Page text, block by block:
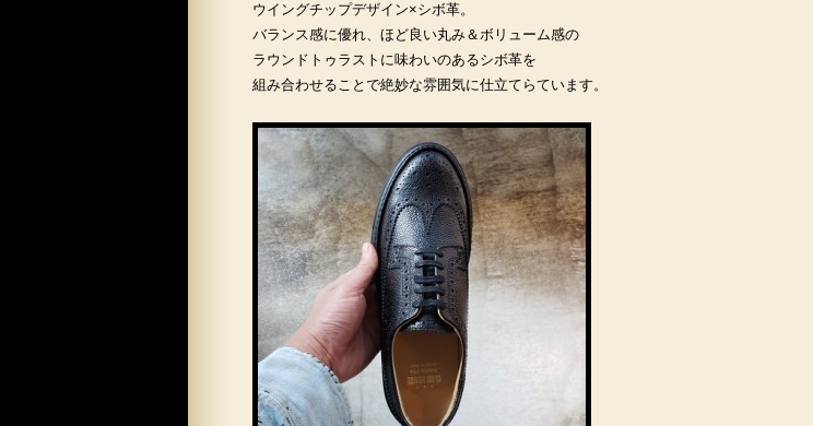
ウイングチップデザイン×シボ革。
バランス感に優れ、ほど良い丸み＆ボリューム感の
ラウンドトゥラストに味わいのあるシボ革を
組み合わせることで絶妙な雰囲気に仕立てらています。